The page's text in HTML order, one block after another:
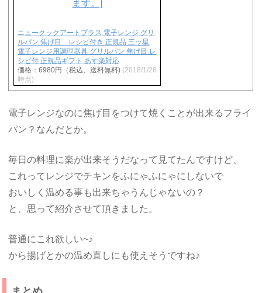
ニュークックアートプラス 電子レンジ グリ
ルパン 焦げ目 レシピ付き 正規品 三ッ星
電子レンジ用調理器具 グリルパン 焦げ目 レ
シピ付 正規品ギフト あす楽対応
価格：6980円（税込、送料無料) (2018/1/28
時点)
電子レンジなのに焦げ目をつけて焼くことが出来るフライ
パン？なんだとか。
毎日の料理に楽が出来そうだなって見てたんですけど、
これってレンジでチキンをふにゃふにゃにしないで
おいしく温める事も出来ちゃうんじゃないの？
と、思って紹介させて頂きました。
普通にこれ欲しい~♪
から揚げとかの温め直しにも使えそうですね♪